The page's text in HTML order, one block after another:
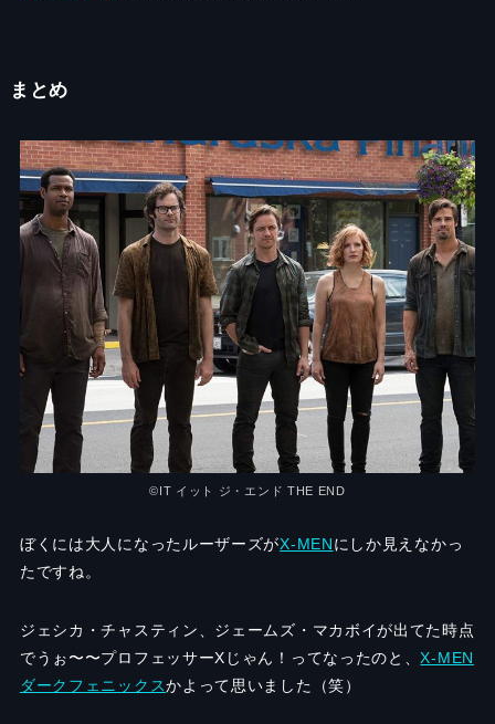
まとめ
©︎IT イット ジ・エンド THE END
ぼくには大人になったルーザーズがX-MENにしか見えなかっ
たですね。
ジェシカ・チャスティン、ジェームズ・マカボイが出てた時点
でうぉ〜〜プロフェッサーXじゃん！ってなったのと、X-MEN
ダークフェニックスかよって思いました（笑）